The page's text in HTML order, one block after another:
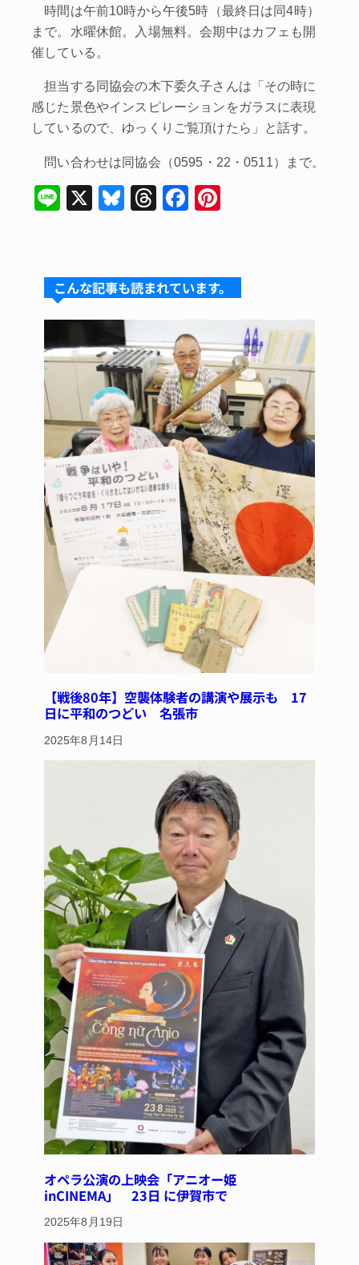
時間は午前10時から午後5時（最終日は同4時）
まで。水曜休館。入場無料。会期中はカフェも開
催している。
担当する同協会の木下委久子さんは「その時に
感じた景色やインスピレーションをガラスに表現
しているので、ゆっくりご覧頂けたら」と話す。
問い合わせは同協会（0595・22・0511）まで。
Li
X
Bl
s
k
y
T
a
d
F
e
b
o
o
k
e
st
こんな記事も読まれています。
【戦後80年】空襲体験者の講演や展示も 17
日に平和のつどい 名張市
2025年8月14日
オペラ公演の上映会「アニオー姫
inCINEMA」 23日 に伊賀市で
2025年8月19日